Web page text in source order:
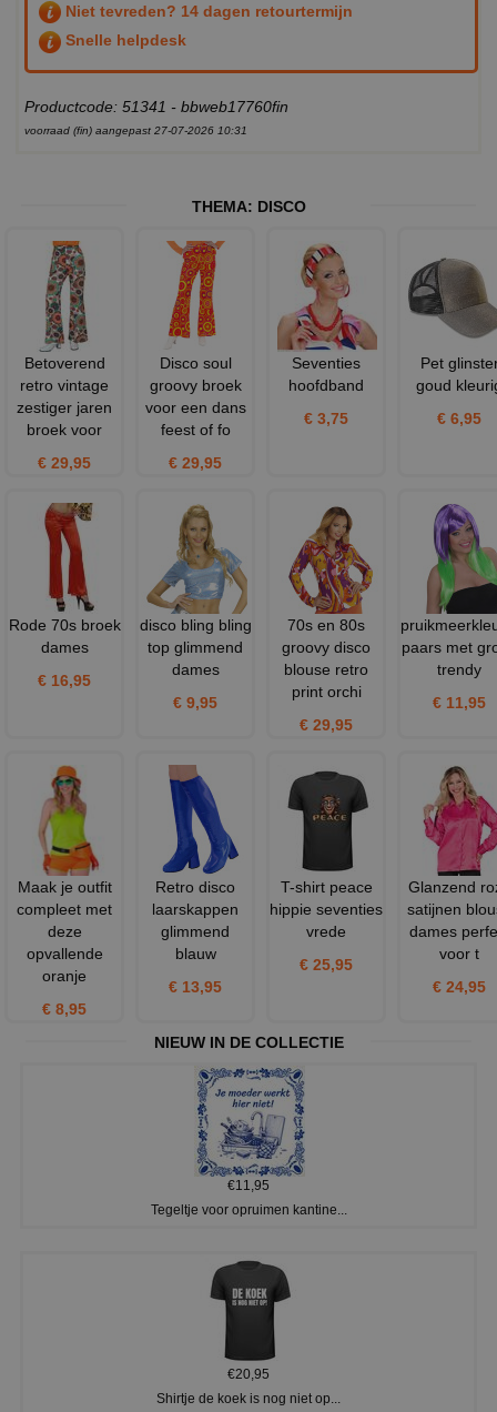
Niet tevreden? 14 dagen retourtermijn
Snelle helpdesk
Productcode: 51341 - bbweb17760fin
voorraad (fin) aangepast 27-07-2026 10:31
THEMA: DISCO
Betoverend
retro vintage
zestiger jaren
broek voor
€ 29,95
Disco soul
groovy broek
voor een dans
feest of fo
€ 29,95
Seventies
hoofdband
€ 3,75
Pet
goud
€ 6,95
Rode 70s broek
dames
€ 16,95
disco bling bling
top glimmend
dames
€ 9,95
70s en 80s
groovy disco
blouse retro
print orchi
€ 29,95
paars met
trendy
€ 11,95
Maak je outfit
compleet met
deze
opvallende
oranje
€ 8,95
Retro disco
laarskappen
glimmend
blauw
€ 13,95
T-shirt peace
hippie seventies
vrede
€ 25,95
Glanzend
satijnen
dames
voor t
€ 24,95
NIEUW IN DE COLLECTIE
€11,95
Tegeltje voor opruimen kantine...
€20,95
Shirtje de koek is nog niet op...